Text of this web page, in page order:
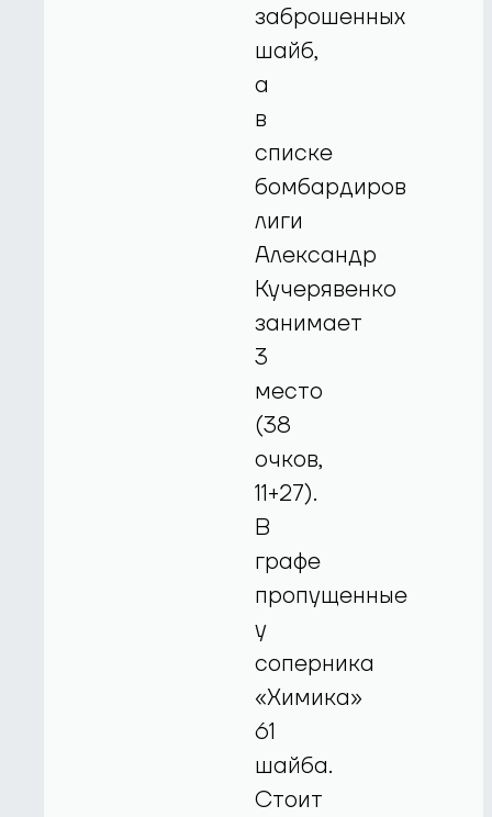
заброшенных
шайб,
а
в
списке
бомбардиров
лиги
Александр
Кучерявенко
занимает
3
место
(38
очков,
11+27).
В
графе
пропущенные
у
соперника
«Химика»
61
шайба.
Стоит